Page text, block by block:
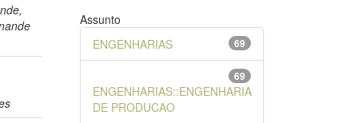
Assunto
69
ENGENHARIAS
69
ENGENHARIAS::ENGENHARIA
DE PRODUCAO